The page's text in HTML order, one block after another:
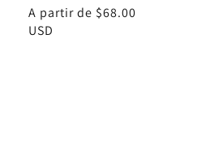
totales
Precio
habitual
A partir de $68.00
USD